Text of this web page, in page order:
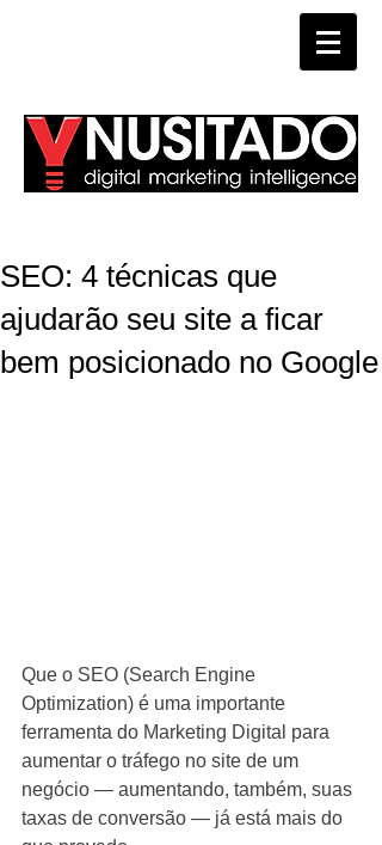
SEO: 4 técnicas que
ajudarão seu site a ficar
bem posicionado no Google
Que o SEO (Search Engine
Optimization) é uma importante
ferramenta do Marketing Digital para
aumentar o tráfego no site de um
negócio — aumentando, também, suas
taxas de conversão — já está mais do